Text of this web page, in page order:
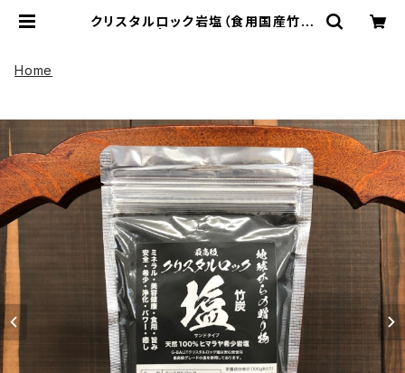
クリスタルロック岩塩（食用国産竹炭
Home